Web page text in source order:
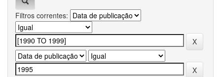
Filtros correntes: